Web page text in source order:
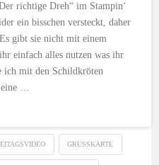
richtige Dreh“ im Stampin‘
ein bisschen versteckt, daher
gibt sie nicht mit einem
einfach alles nutzen was ihr
ich mit den Schildkröten
eine …
GRUSSKARTE